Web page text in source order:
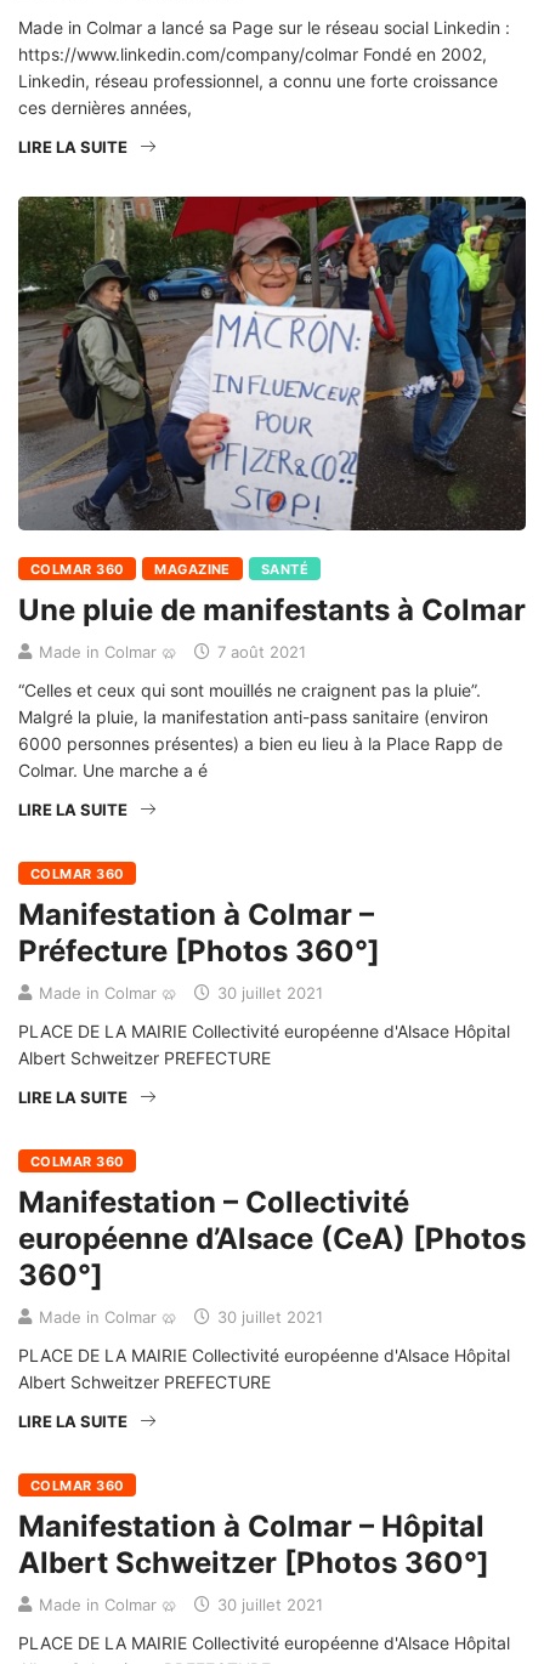
Made in Colmar a lancé sa Page sur le réseau social Linkedin :
https://www.linkedin.com/company/colmar Fondé en 2002,
Linkedin, réseau professionnel, a connu une forte croissance
ces dernières années,
LIRE LA SUITE
COLMAR 360 MAGAZINE SANTÉ
Une pluie de manifestants à Colmar
Made in Colmar 🥨 7 août 2021
“Celles et ceux qui sont mouillés ne craignent pas la pluie”.
Malgré la pluie, la manifestation anti-pass sanitaire (environ
6000 personnes présentes) a bien eu lieu à la Place Rapp de
Colmar. Une marche a é
LIRE LA SUITE
COLMAR 360
Manifestation à Colmar –
Préfecture [Photos 360°]
Made in Colmar 🥨 30 juillet 2021
PLACE DE LA MAIRIE Collectivité européenne d'Alsace Hôpital
Albert Schweitzer PREFECTURE
LIRE LA SUITE
COLMAR 360
Manifestation – Collectivité
européenne d’Alsace (CeA) [Photos
360°]
Made in Colmar 🥨 30 juillet 2021
PLACE DE LA MAIRIE Collectivité européenne d'Alsace Hôpital
Albert Schweitzer PREFECTURE
LIRE LA SUITE
COLMAR 360
Manifestation à Colmar – Hôpital
Albert Schweitzer [Photos 360°]
Made in Colmar 🥨 30 juillet 2021
PLACE DE LA MAIRIE Collectivité européenne d'Alsace Hôpital